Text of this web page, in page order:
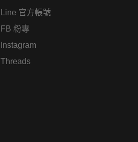
Line 官方帳號
FB 粉專
Instagram
Threads